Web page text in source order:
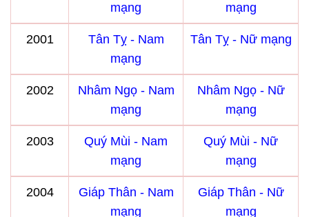
mạng
mạng
2001
Tân Tỵ - Nam
mạng
Tân Tỵ - Nữ mạng
2002
Nhâm Ngọ - Nam
mạng
Nhâm Ngọ - Nữ
mạng
2003
Quý Mùi - Nam
mạng
Quý Mùi - Nữ
mạng
2004
Giáp Thân - Nam
mạng
Giáp Thân - Nữ
mạng